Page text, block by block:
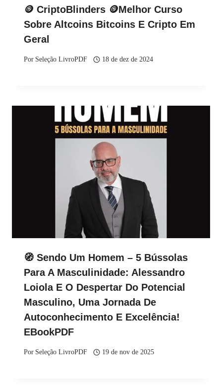
🪙 CriptoBlinders 🪙Melhor Curso
Sobre Altcoins Bitcoins E Cripto Em
Geral
Por Seleção LivroPDF 18 de dez de 2024
🧭 Sendo Um Homem – 5 Bússolas
Para A Masculinidade: Alessandro
Loiola E O Despertar Do Potencial
Masculino, Uma Jornada De
Autoconhecimento E Excelência!
EBookPDF
Por Seleção LivroPDF 19 de nov de 2025